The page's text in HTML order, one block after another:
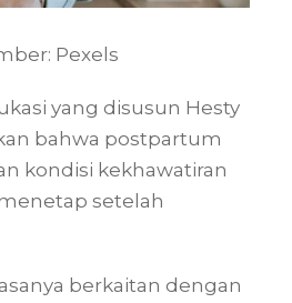
Pexels
yang disusun Hesty
bahwa postpartum
kondisi kekhawatiran
setelah
berkaitan dengan